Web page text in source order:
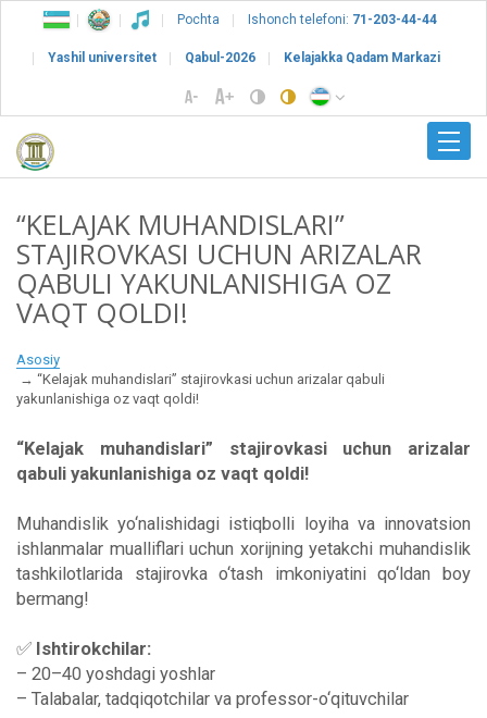
Pochta Ishonch telefoni: 71-203-44-44
Yashil universitet Qabul-2026 Kelajakka Qadam Markazi
“KELAJAK MUHANDISLARI”
STAJIROVKASI UCHUN ARIZALAR
QABULI YAKUNLANISHIGA OZ
VAQT QOLDI!
Asosiy
“Kelajak muhandislari” stajirovkasi uchun arizalar qabuli
yakunlanishiga oz vaqt qoldi!
“Kelajak muhandislari” stajirovkasi uchun arizalar
qabuli yakunlanishiga oz vaqt qoldi!
Muhandislik yo‘nalishidagi istiqbolli loyiha va innovatsion
ishlanmalar mualliflari uchun xorijning yetakchi muhandislik
tashkilotlarida stajirovka o‘tash imkoniyatini qo‘ldan boy
bermang!
✅ Ishtirokchilar:
– 20–40 yoshdagi yoshlar
– Talabalar, tadqiqotchilar va professor-o‘qituvchilar